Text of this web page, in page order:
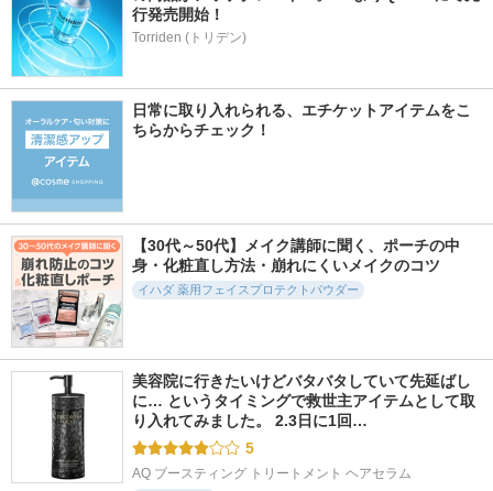
行発売開始！
Torriden (トリデン)
日常に取り入れられる、エチケットアイテムをこ
ちらからチェック！
【30代～50代】メイク講師に聞く、ポーチの中
身・化粧直し方法・崩れにくいメイクのコツ
イハダ 薬用フェイスプロテクトパウダー
美容院に行きたいけどバタバタしていて先延ばし
に… というタイミングで救世主アイテムとして取
り入れてみました。 2.3日に1回…
5
AQ ブースティング トリートメント ヘアセラム